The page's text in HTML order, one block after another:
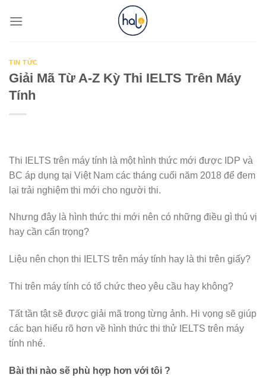
TIN TỨC
Giải Mã Từ A-Z Kỳ Thi IELTS Trên Máy
Tính
Thi IELTS trên máy tính là một hình thức mới được IDP và
BC áp dụng tại Việt Nam các tháng cuối năm 2018 để đem
lại trải nghiệm thi mới cho người thi.
Nhưng đây là hình thức thi mới nên có những điều gì thú vị
hay cần cẩn trọng?
Liệu nên chọn thi IELTS trên máy tính hay là thi trên giấy?
Thi trên máy tính có tổ chức theo yêu cầu hay không?
Tất tần tật sẽ được giải mã trong từng ảnh. Hi vọng sẽ giúp
các bạn hiểu rõ hơn về hình thức thi thử IELTS trên máy
tính nhé.
Bài thi nào sẽ phù hợp hơn với tôi ?